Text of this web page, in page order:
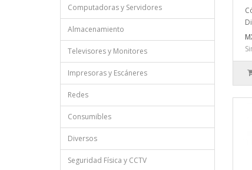
Computadoras y Servidores
Almacenamiento
Televisores y Monitores
Impresoras y Escáneres
Redes
Consumibles
Diversos
Seguridad Física y CCTV